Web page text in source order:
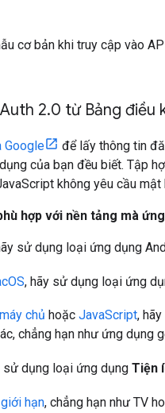
cơ bản khi truy cập vào
2.0 từ Bảng điều
Google
để lấy thông tin
của bạn đều biết. Tập
không yêu cầu
hợp với nền tảng mà
sử dụng loại ứng dụng
, hãy sử dụng loại ứng
chủ hoặc JavaScript,
chẳng hạn như ứng dụng
sử dụng loại ứng dụng Tiện
giới hạn, chẳng hạn như TV